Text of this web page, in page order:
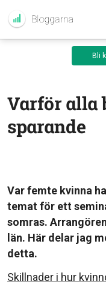
Bli
Varför alla
sparande
Var femte kvinna
temat för ett
somras.
län. Här delar jag
detta.
Skillnader i hur